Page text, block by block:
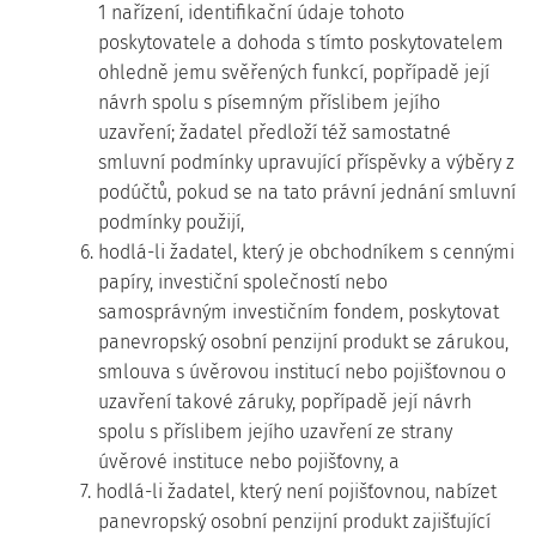
1 nařízení, identifikační údaje tohoto
poskytovatele a dohoda s tímto poskytovatelem
ohledně jemu svěřených funkcí, popřípadě její
návrh spolu s písemným příslibem jejího
uzavření; žadatel předloží též samostatné
smluvní podmínky upravující příspěvky a výběry z
podúčtů, pokud se na tato právní jednání smluvní
podmínky použijí,
6. hodlá-li žadatel, který je obchodníkem s cennými
papíry, investiční společností nebo
samosprávným investičním fondem, poskytovat
panevropský osobní penzijní produkt se zárukou,
smlouva s úvěrovou institucí nebo pojišťovnou o
uzavření takové záruky, popřípadě její návrh
spolu s příslibem jejího uzavření ze strany
úvěrové instituce nebo pojišťovny, a
7. hodlá-li žadatel, který není pojišťovnou, nabízet
panevropský osobní penzijní produkt zajišťující